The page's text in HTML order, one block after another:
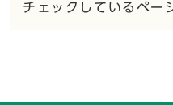
チェックしているペー